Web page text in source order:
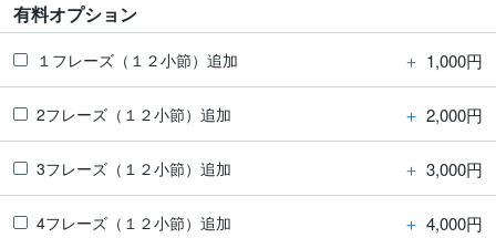
有料オプション
１フレーズ（１２小節）追加 ＋ 1,000円
2フレーズ（１２小節）追加 ＋ 2,000円
3フレーズ（１２小節）追加 ＋ 3,000円
4フレーズ（１２小節）追加 ＋ 4,000円